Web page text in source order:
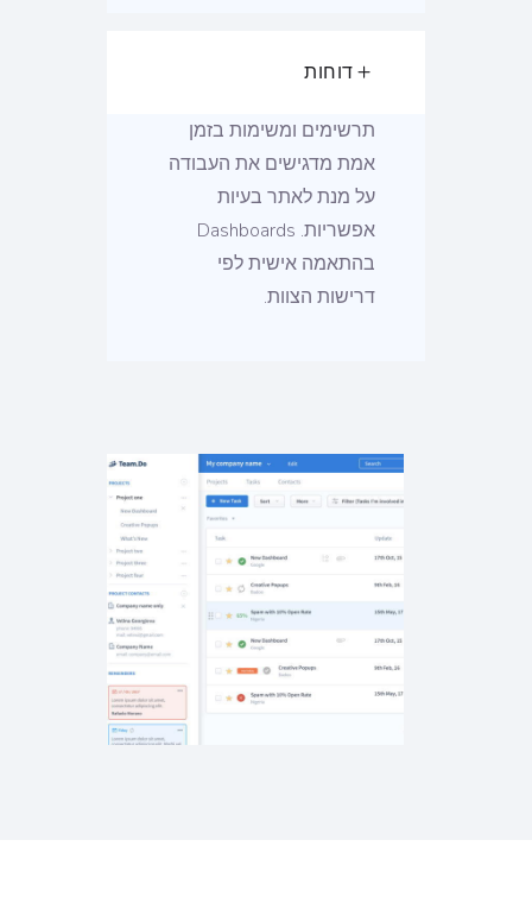
דוחות
תרשימים ומשימות בזמן
אמת מדגישים את העבודה
על מנת לאתר בעיות
אפשריות. Dashboards
בהתאמה אישית לפי
דרישות הצוות.